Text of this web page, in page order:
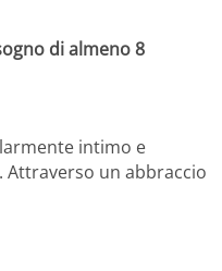
di almeno 8
intimo e
un abbraccio